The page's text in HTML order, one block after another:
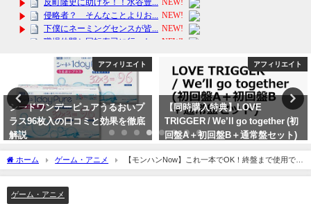
アフィリエイト
【同時購入特典】LOVE
TRIGGER / We’ll go together (初
回盤A＋初回盤B＋通常盤セット)
(Snow Manカレンダー 2024.4-
2025.3) [ Snow Man ] の魅力を紹
介します！
2024年1月29日
芸能・エンタメ
【ジャニーズ】合宿所の間取り図
付き！元キスマイ飯田恭平が学業
専念ではなく5年にも及ぶ性被害
で脱退告白。ジャニーズ事務所の
隠蔽を暴露！
ホーム ゲーム・アニメ
【モンハンNow】これ一本でOK！終盤まで使用でき
る剣士とライトボウガン汎用装備を楽に作る方法解説！
ゲーム・アニメ